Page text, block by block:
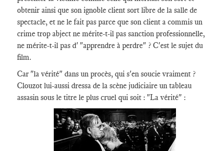
obtenir ainsi que son ignoble client sort libre de la salle de
spectacle, et ne le fait pas parce que son client a commis un
crime trop abject ne mérite-t-il pas sanction professionnelle,
ne mérite-t-il pas d' "apprendre à perdre" ? C'est le sujet du
film.
Car "la vérité" dans un procès, qui s'en soucie vraiment ?
Clouzot lui-aussi dressa de la scène judiciaire un tableau
assasin sous le titre le plus cruel qui soit : "La vérité" :